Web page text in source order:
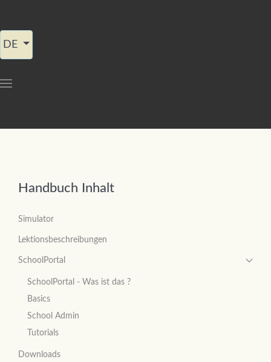
Sprache auswählen
DE
Handbuch Inhalt
Simulator
Lektionsbeschreibungen
SchoolPortal
SchoolPortal - Was ist das ?
Basics
School Admin
Tutorials
Downloads